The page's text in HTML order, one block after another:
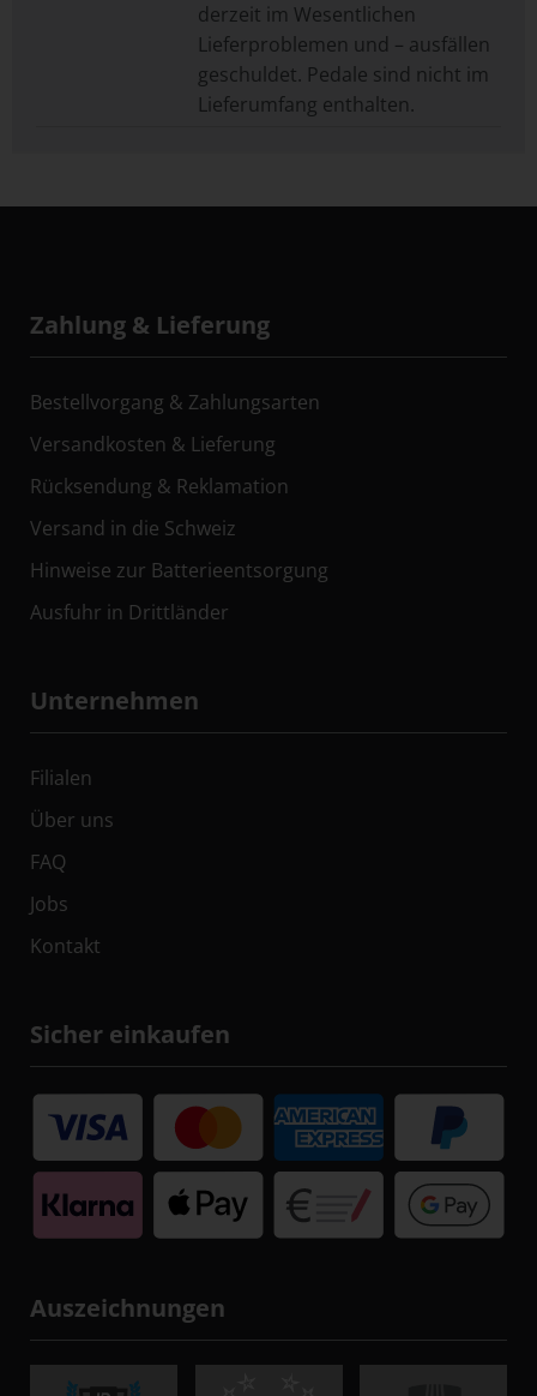
derzeit im Wesentlichen
Lieferproblemen und – ausfällen
geschuldet. Pedale sind nicht im
Lieferumfang enthalten.
Zahlung & Lieferung
Bestellvorgang & Zahlungsarten
Versandkosten & Lieferung
Rücksendung & Reklamation
Versand in die Schweiz
Hinweise zur Batterieentsorgung
Ausfuhr in Drittländer
Unternehmen
Filialen
Über uns
FAQ
Jobs
Kontakt
Sicher einkaufen
Auszeichnungen